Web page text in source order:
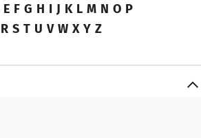
E F G H I J K L M N O P
R S T U V W X Y Z